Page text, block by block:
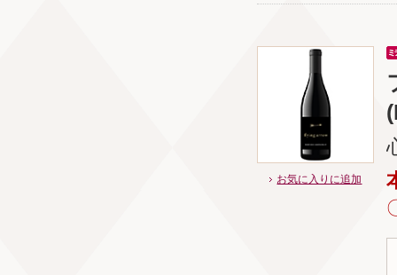
お気に入りに追加